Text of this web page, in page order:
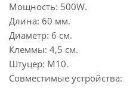
Мощность: 500W.
Длина: 60 мм.
Диаметр: 6 см.
Клеммы: 4,5 см.
Штуцер: М10.
Совместимые устройства: